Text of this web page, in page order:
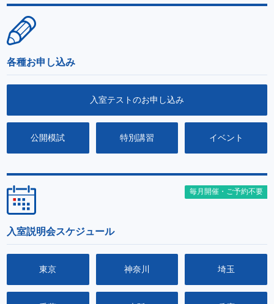
各種お申し込み
入室テストのお申し込み
公開模試 特別講習 イベント
入室説明会スケジュール
毎月開催・ご予約不要
東京 神奈川 埼玉